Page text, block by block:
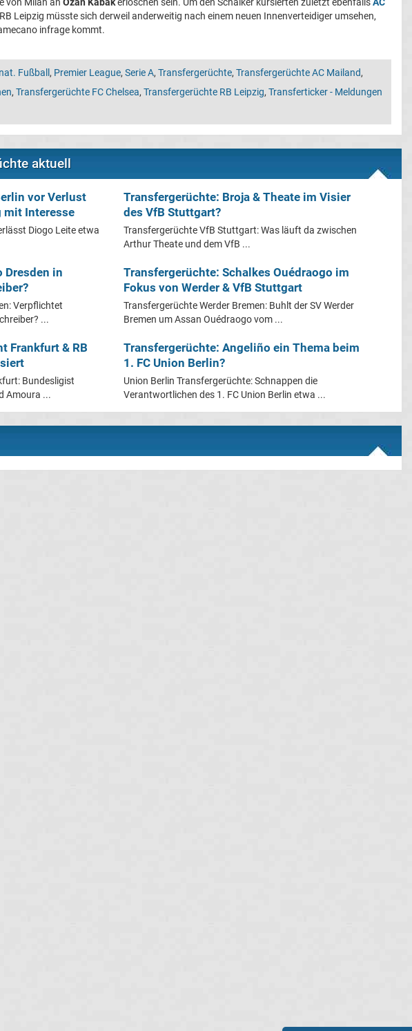
Leipzig müsste sich derweil anderweitig nach einem neuen Innenverteidiger umsehen,
infrage kommt.
Fußball , Premier League, Serie A, Transfergerüchte, Transfergerüchte AC Mailand,
, Transfergerüchte FC Chelsea, Transfergerüchte RB Leipzig, Transferticker - Meldungen
aktuell
vor Verlust
mit Interesse
Diogo Leite etwa
Transfergerüchte: Broja & Theate im Visier
des VfB Stuttgart?
Transfergerüchte VfB Stuttgart: Was läuft da zwischen
Arthur Theate und dem VfB ...
Dresden in
Verpflichtet
...
Transfergerüchte: Schalkes Ouédraogo im
Fokus von Werder & VfB Stuttgart
Transfergerüchte Werder Bremen: Buhlt der SV Werder
Bremen um Assan Ouédraogo vom ...
Frankfurt & RB
Bundesligist
Amoura ...
Transfergerüchte: Angeliño ein Thema beim
1. FC Union Berlin?
Union Berlin Transfergerüchte: Schnappen die
Verantwortlichen des 1. FC Union Berlin etwa ...